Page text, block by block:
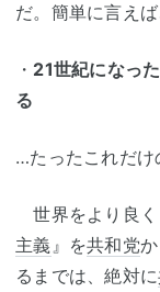
だ。簡単に言えば
・ 21世紀になっ
る
…たったこれだけ
世界をより良く
主義』を共和党
るまでは、絶対に